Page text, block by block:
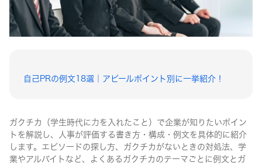
自己PRの例文18選｜アピールポイント別に一挙紹介！
ガクチカ（学生時代に力を入れたこと）で企業が知りたいポイン
トを解説し、人事が評価する書き方・構成・例文を具体的に紹介
します。エピソードの探し方、ガクチカがないときの対処法、学
業やアルバイトなど、よくあるガクチカのテーマごとに例文とガ